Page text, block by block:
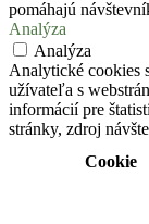
pomáhajú
Analýza
Analýza
Analytické cookies
užívateľa s
informácií pre
stránky, zdroj
Cookie